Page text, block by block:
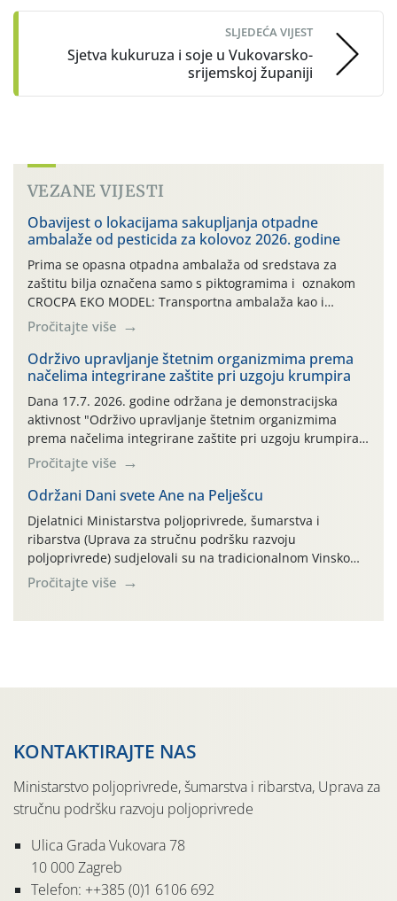
SLJEDEĆA VIJEST
Sjetva kukuruza i soje u Vukovarsko-
srijemskoj županiji
VEZANE VIJESTI
Obavijest o lokacijama sakupljanja otpadne
ambalaže od pesticida za kolovoz 2026. godine
Prima se opasna otpadna ambalaža od sredstava za
zaštitu bilja označena samo s piktogramima i oznakom
CROCPA EKO MODEL: Transportna ambalaža kao i
ambalaža drugih proizvoda koji nisu sredstva za zaštitu
bilja (npr. ambalaža od mineralnih gnojiva,) se ne
prihvaća. Korisnicima je osiguran besplatni povrat
prazne ambalaže isključivo ovih tvrtki: AGROCHEM-MAKS,
AGRONOM, ALBAUGH TKI* (PINUS […]
Pročitajte više
Održivo upravljanje štetnim organizmima prema
načelima integrirane zaštite pri uzgoju krumpira
Dana 17.7. 2026. godine održana je demonstracijska
aktivnost "Održivo upravljanje štetnim organizmima
prema načelima integrirane zaštite pri uzgoju krumpira"
na pokusnom polju "Poredje", kraj naselja Belica (ARKOD
parcela ID 2445031) (središnji dio Međimurske županije).
Pročitajte više
Održani Dani svete Ane na Pelješcu
Djelatnici Ministarstva poljoprivrede, šumarstva i
ribarstva (Uprava za stručnu podršku razvoju
poljoprivrede) sudjelovali su na tradicionalnom Vinskom
forumu, održanom 24.07.2026. godine u Domu vinarske
tradicije u Putnikovićima na poluotoku Pelješcu, u
Pročitajte više
KONTAKTIRAJTE NAS
Ministarstvo poljoprivrede, šumarstva i ribarstva, Uprava za
stručnu podršku razvoju poljoprivrede
Ulica Grada Vukovara 78
10 000 Zagreb
Telefon: ++385 (0)1 6106 692